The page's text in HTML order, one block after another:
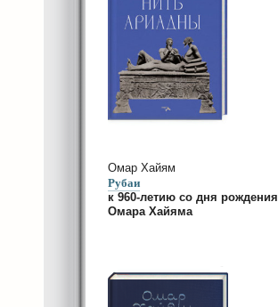
Омар Хайям
Рубаи
к 960-летию со дня рождения
Омара Хайяма